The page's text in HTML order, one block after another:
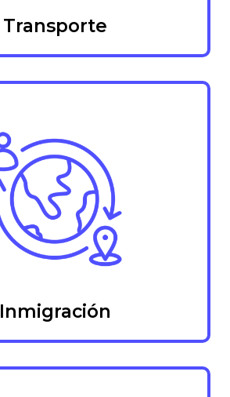
Transporte
Inmigración